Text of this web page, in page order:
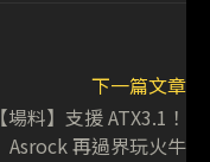
下一篇文章
【場料】支援 ATX3.1！
Asrock 再過界玩火牛